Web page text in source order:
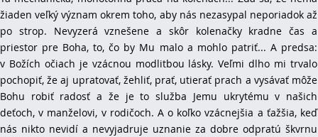
žiaden veľký význam okrem toho, aby nás nezasypal neporiadok až
po strop. Nevyzerá vznešene a skôr kolenačky kradne čas a
priestor pre Boha, to, čo by Mu malo a mohlo patriť... A predsa:
v Božích očiach je vzácnou modlitbou lásky. Veľmi dlho mi trvalo
pochopiť, že aj upratovať, žehliť, prať, utierať prach a vysávať môže
Bohu robiť radosť a že je to služba Jemu ukrytému v našich
deťoch, v manželovi, v rodičoch. A o koľko vzácnejšia a ťažšia, keď
nás nikto nevidí a nevyjadruje uznanie za dobre odpratú škvrnu